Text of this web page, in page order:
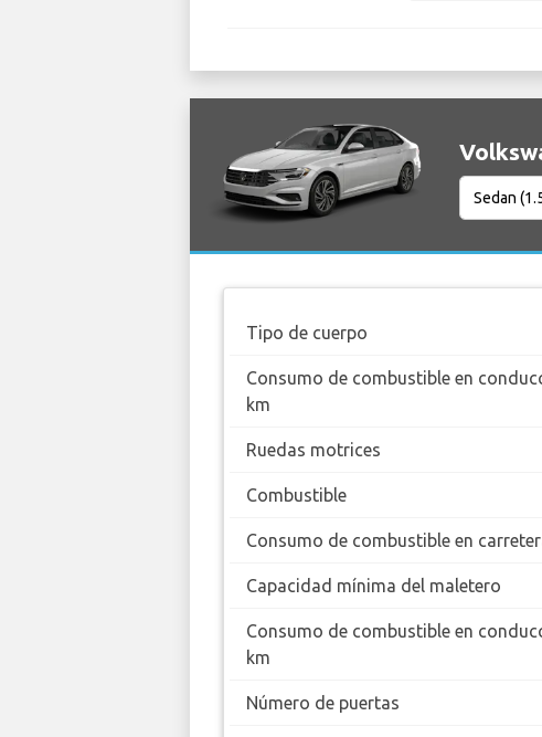
Tipo de cuerpo
Consumo de combustible en
km
Ruedas motrices
Combustible
Consumo de combustible en
Capacidad mínima del maletero
Consumo de combustible en
km
Número de puertas